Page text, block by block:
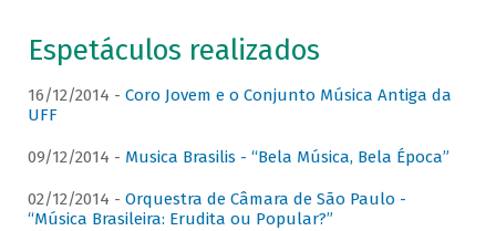
Espetáculos realizados
16/12/2014 - Coro Jovem e o Conjunto Música Antiga da
UFF
09/12/2014 - Musica Brasilis - “Bela Música, Bela Época”
02/12/2014 - Orquestra de Câmara de São Paulo -
“Música Brasileira: Erudita ou Popular?”